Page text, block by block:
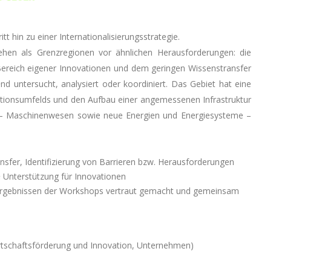
hin zu einer Internationalisierungsstrategie.
als Grenzregionen vor ähnlichen Herausforderungen: die
eigener Innovationen und dem geringen Wissenstransfer
untersucht, analysiert oder koordiniert. Das Gebiet hat eine
und den Aufbau einer angemessenen Infrastruktur
sowie neue Energien und Energiesysteme –
Identifizierung von Barrieren bzw. Herausforderungen
für Innovationen
der Workshops vertraut gemacht und gemeinsam
und Innovation, Unternehmen)